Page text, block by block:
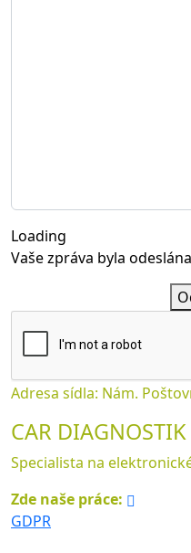
Loading
Vaše zpráva byla
Adresa sídla: Nám.
CAR DIAGNOSTIK
Specialista na
Zde naše práce:
GDPR